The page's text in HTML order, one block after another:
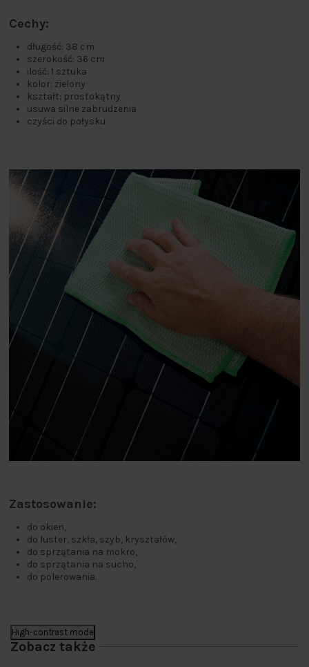
Cechy:
długość: 38 cm
szerokość: 36 cm
ilość: 1 sztuka
kolor: zielony
kształt: prostokątny
usuwa silne zabrudzenia
czyści do połysku
Zastosowanie:
do okien,
do luster, szkła, szyb, kryształów,
do sprzątania na mokro,
do sprzątania na sucho,
do polerowania.
High-contrast mode
Zobacz także